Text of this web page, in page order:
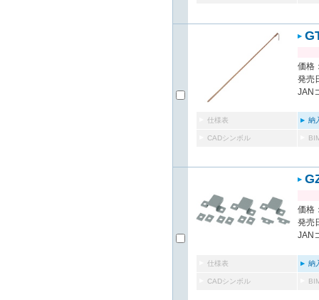
価格
発売
JAN
仕様表 納
CADシンボル
価格
発売
JAN
仕様表 納
CADシンボル